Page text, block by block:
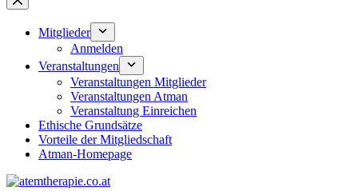
Ergebnisse
Mitglieder
Anmelden
Veranstaltungen
Veranstaltungen Mitglieder
Veranstaltungen Atman
Veranstaltung Einreichen
Ethische Grundsätze
Vorteile der Mitgliedschaft
Atman-Homepage